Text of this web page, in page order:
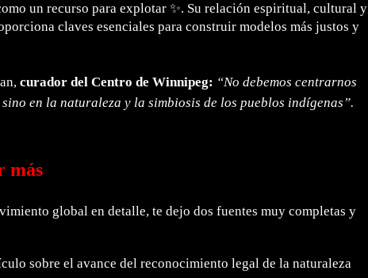
un recurso para explotar ✨. Su relación espiritual, cultural y
claves esenciales para construir modelos más justos y
curador del Centro de Winnipeg: “No debemos centrarnos
en la naturaleza y la simbiosis de los pueblos indígenas”.
más
global en detalle, te dejo dos fuentes muy completas y
sobre el avance del reconocimiento legal de la naturaleza